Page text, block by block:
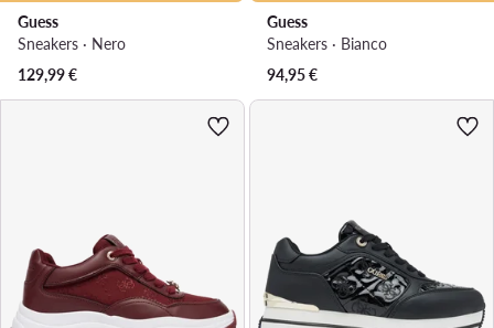
Guess
Sneakers · Nero
129,99€
Guess
Sneakers · Bianco
94,95€